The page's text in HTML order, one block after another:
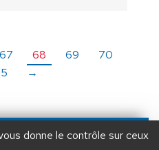
67 68 69
70
→
FRANCE
DON À DLF
donne le contrôle sur ceux